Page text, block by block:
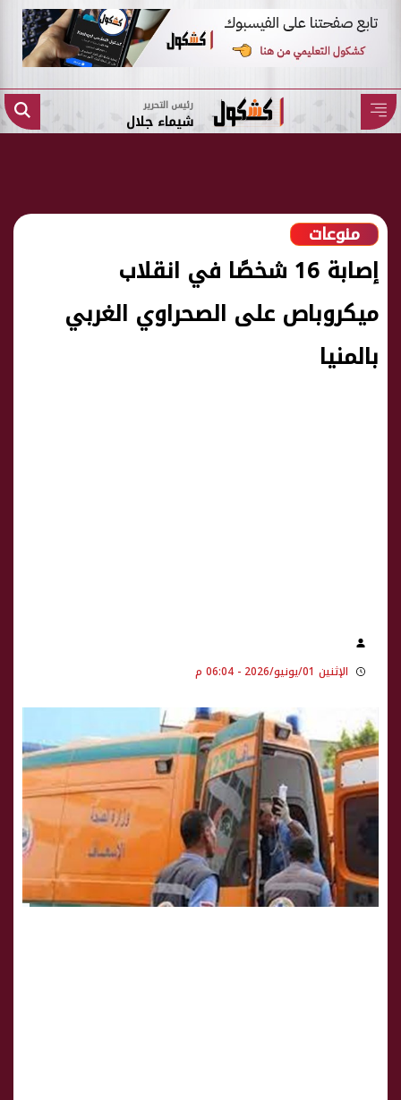
رئيس التحرير
شيماء جلال
منوعات
إصابة 16 شخصًا في انقلاب
ميكروباص على الصحراوي الغربي
بالمنيا
الإثنين 01/يونيو/2026 - 06:04 م